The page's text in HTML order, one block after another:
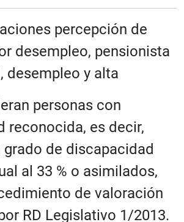
percepción de
desempleo, pensionista
desempleo y alta
personas con
reconocida, es decir,
de discapacidad
al 33 % o asimilados,
de valoración
RD Legislativo 1/2013.